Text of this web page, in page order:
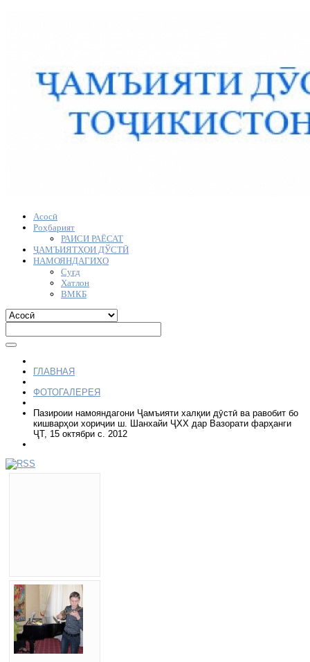
Асосӣ
Роҳбарият
РАИСИ РАЁСАТ
ҶАМЪИЯТҲОИ ДЎСТӢ
НАМОЯНДАГИҲО
Суғд
Хатлон
ВМКБ
ГЛАВНАЯ
ФОТОГАЛЕРЕЯ
Пазироии намояндагони Ҷамъияти халқии дӯстӣ ва равобит бо
кишварҳои хориҷии ш. Шанхайи ҶХХ дар Вазорати фарҳанги
ҶТ, 15 октябри с. 2012